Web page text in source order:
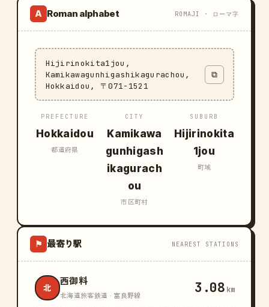
A Roman alphabet ROMAJI · ローマ字
Hijirinokita1jou,
Kamikawagunhigashikagurachou,
Hokkaidou, 〒071-1521
⧉
PREFECTURE
Hokkaidou
都道府県
CITY
Kamikawa
gunhigash
ikagurach
ou
市区町村
SUBURB
Hijirinokita
1jou
町域
⚑ 最寄り駅 NEAREST STATIONS
北
西御料
北海道旅客鉄道 · 富良野線 3.08 km